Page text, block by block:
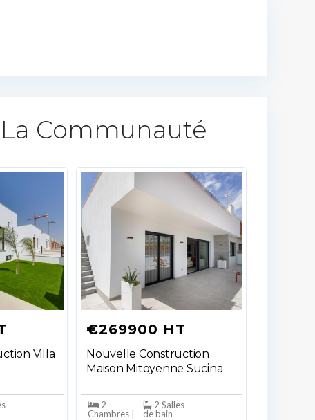
Communauté​
Villa
€269900 HT
Nouvelle Construction
Maison Mitoyenne Sucina
2
Chambres |
2 Salles
de bain